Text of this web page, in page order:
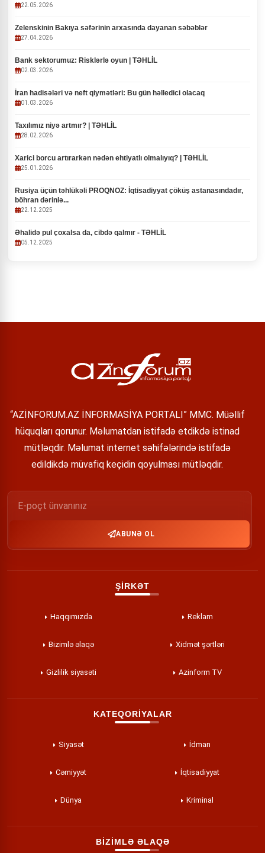
22.05.2026
Zelenskinin Bakıya səfərinin arxasında dayanan səbəblər
27.04.2026
Bank sektorumuz: Risklərlə oyun | TƏHLİL
02.03.2026
İran hadisələri və neft qiymətləri: Bu gün həlledici olacaq
01.03.2026
Taxılımız niyə artmır? | TƏHLİL
28.02.2026
Xarici borcu artırarkən nədən ehtiyatlı olmalıyıq? | TƏHLİL
25.01.2026
Rusiya üçün təhlükəli PROQNOZ: İqtisadiyyat çöküş astanasındadır,
böhran dərinlə...
22.12.2025
Əhalidə pul çoxalsa da, cibdə qalmır - TƏHLİL
05.12.2025
“AZİNFORUM.AZ İNFORMASİYA PORTALI” MMC. Müəllif
hüquqları qorunur. Məlumatdan istifadə etdikdə istinad
mütləqdir. Məlumat internet səhifələrində istifadə
edildikdə müvafiq keçidin qoyulması mütləqdir.
ABUNƏ OL
ŞİRKƏT
Haqqımızda Reklam
Bizimlə əlaqə Xidmət şərtləri
Gizlilik siyasəti Azinform TV
KATEQORİYALAR
Siyasət İdman
Cəmiyyət İqtisadiyyat
Dünya Kriminal
BİZİMLƏ ƏLAQƏ